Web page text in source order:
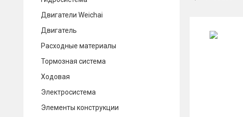
Двигатели Weichai
Двигатель
Расходные материалы
Тормозная система
Ходовая
Электросистема
Элементы конструкции